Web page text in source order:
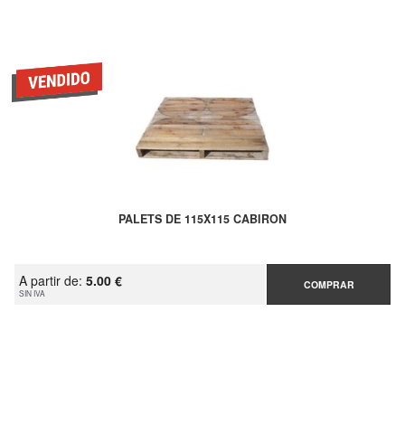
PALETS DE 115X115 CABIRON
A partir de: 5.00 €
SIN IVA
COMPRAR